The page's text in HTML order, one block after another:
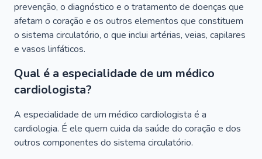
prevenção, o diagnóstico e o tratamento de doenças que
afetam o coração e os outros elementos que constituem
o sistema circulatório, o que inclui artérias, veias, capilares
e vasos linfáticos.
Qual é a especialidade de um médico
cardiologista?
A especialidade de um médico cardiologista é a
cardiologia. É ele quem cuida da saúde do coração e dos
outros componentes do sistema circulatório.